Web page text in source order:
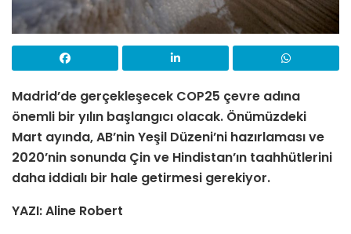
Madrid’de gerçekleşecek COP25 çevre adına
önemli bir yılın başlangıcı olacak. Önümüzdeki
Mart ayında, AB’nin Yeşil Düzeni’ni hazırlaması ve
2020’nin sonunda Çin ve Hindistan’ın taahhütlerini
daha iddialı bir hale getirmesi gerekiyor.
YAZI: Aline Robert